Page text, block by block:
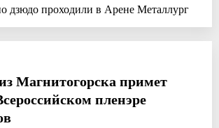
дзюдо проходили в Арене Металлург
Магнитогорска примет
пленэре